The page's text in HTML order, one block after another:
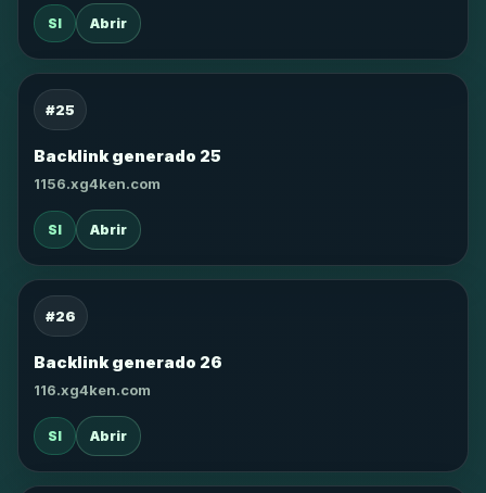
SI Abrir
#25
Backlink generado 25
1156.xg4ken.com
SI Abrir
#26
Backlink generado 26
116.xg4ken.com
SI Abrir